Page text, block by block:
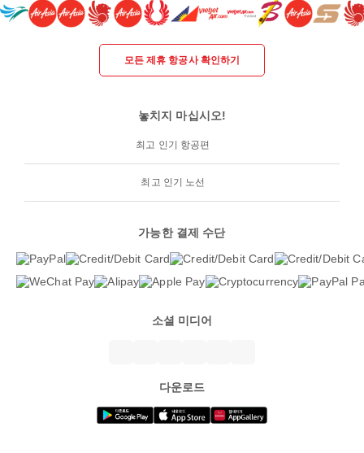
모든 제휴 항공사 확인하기
놓치지 마십시오!
최고 인기 항공편
최고 인기 노선
가능한 결제 수단
소셜 미디어
다운로드